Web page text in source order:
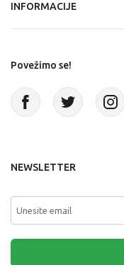
INFORMACIJE
Povežimo se!
NEWSLETTER